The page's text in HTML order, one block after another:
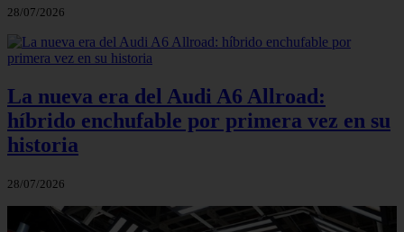
28/07/2026
La nueva era del Audi A6 Allroad:
híbrido enchufable por primera vez en su
historia
28/07/2026